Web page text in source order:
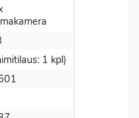
1 kpl)